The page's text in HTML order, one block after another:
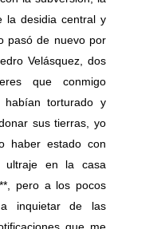
la desidia central y
pasó de nuevo por
Velásquez, dos
que conmigo
torturado y
sus tierras, yo
haber estado con
ultraje en la casa
pero a los pocos
inquietar de las